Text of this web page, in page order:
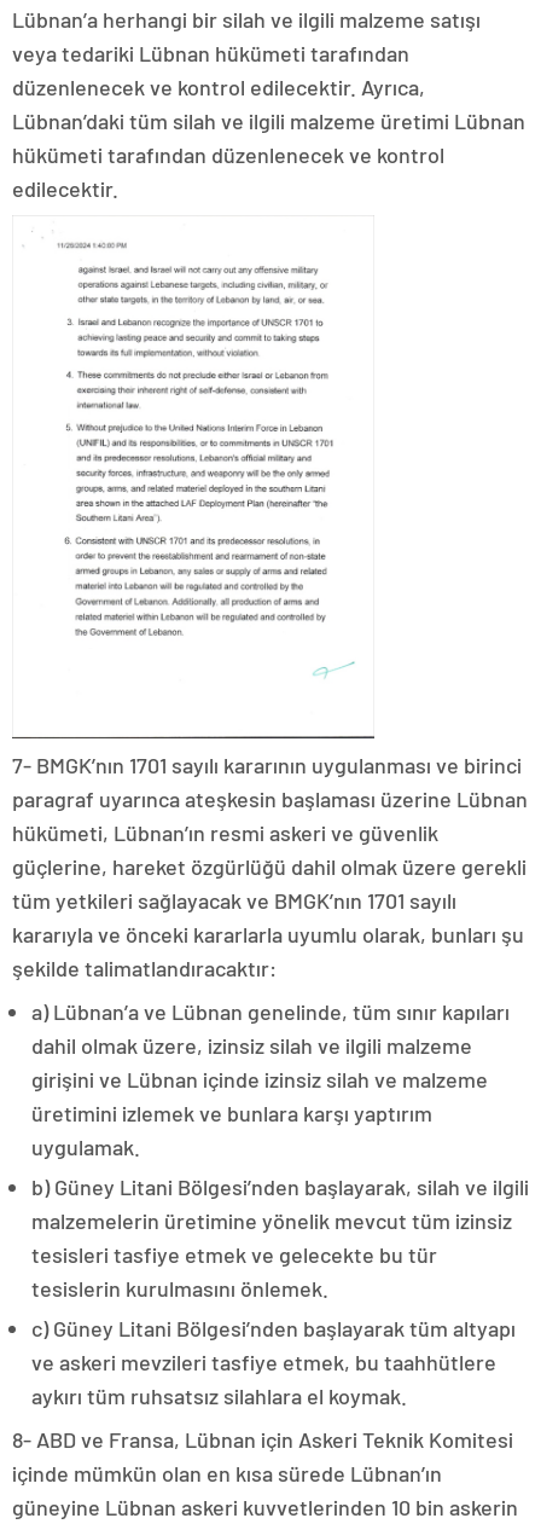
Lübnan’a herhangi bir silah ve ilgili malzeme satışı
veya tedariki Lübnan hükümeti tarafından
düzenlenecek ve kontrol edilecektir. Ayrıca,
Lübnan’daki tüm silah ve ilgili malzeme üretimi Lübnan
hükümeti tarafından düzenlenecek ve kontrol
edilecektir.
7- BMGK’nın 1701 sayılı kararının uygulanması ve birinci
paragraf uyarınca ateşkesin başlaması üzerine Lübnan
hükümeti, Lübnan’ın resmi askeri ve güvenlik
güçlerine, hareket özgürlüğü dahil olmak üzere gerekli
tüm yetkileri sağlayacak ve BMGK’nın 1701 sayılı
kararıyla ve önceki kararlarla uyumlu olarak, bunları şu
şekilde talimatlandıracaktır:
a) Lübnan’a ve Lübnan genelinde, tüm sınır kapıları
dahil olmak üzere, izinsiz silah ve ilgili malzeme
girişini ve Lübnan içinde izinsiz silah ve malzeme
üretimini izlemek ve bunlara karşı yaptırım
uygulamak.
b) Güney Litani Bölgesi’nden başlayarak, silah ve ilgili
malzemelerin üretimine yönelik mevcut tüm izinsiz
tesisleri tasfiye etmek ve gelecekte bu tür
tesislerin kurulmasını önlemek.
c) Güney Litani Bölgesi’nden başlayarak tüm altyapı
ve askeri mevzileri tasfiye etmek, bu taahhütlere
aykırı tüm ruhsatsız silahlara el koymak.
8- ABD ve Fransa, Lübnan için Askeri Teknik Komitesi
içinde mümkün olan en kısa sürede Lübnan’ın
güneyine Lübnan askeri kuvvetlerinden 10 bin askerin